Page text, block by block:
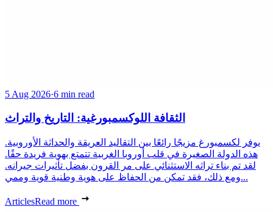
5 Aug 2026·6 min read
الثقافة اللوكسمبورغية: التاريخ والتراث
يوفر لكسمبورغ مزيجًا رائعًا بين التقاليد العريقة والحداثة الأوروبية.
هذه الدولة الصغيرة في قلب أوروبا الغربية تتمتع بهوية فريدة حقًا.
لقد تم بناء تراثه الاستثنائي على مر القرون بفضل تأثيرات جيرانه.
ومع ذلك، فقد تمكن من الحفاظ على هوية وطنية قوية وممي...
ArticlesRead more